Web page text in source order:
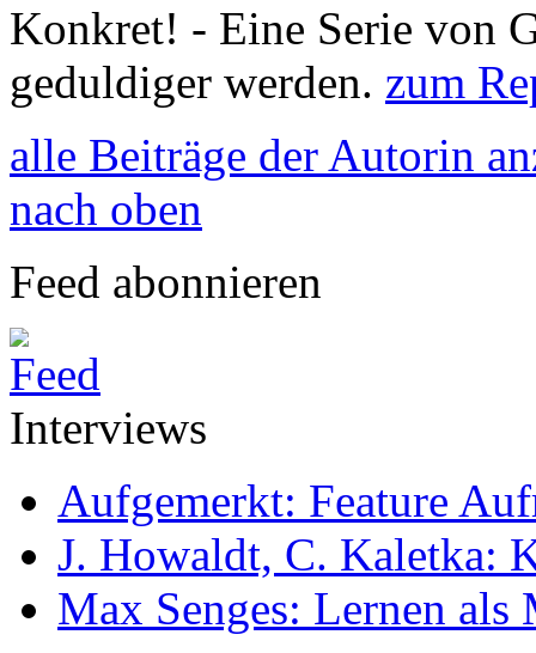
Konkret! - Eine Serie von
geduldiger werden. zum
alle Beiträge der Autorin
nach oben
Feed abonnieren
Interviews
Aufgemerkt: Feature
J. Howaldt, C. Kaletka:
Max Senges: Lernen als